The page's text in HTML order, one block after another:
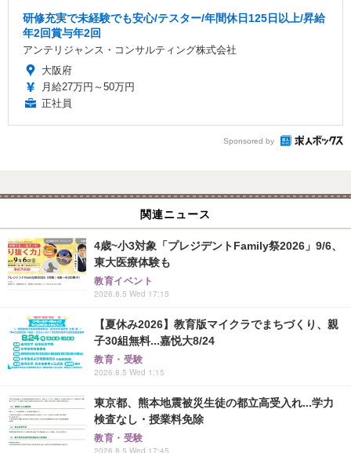
研修充実で未経験でも安心/テスター/年間休日125日以上/昇給
年2回賞与年2回
アンテリジャンス・コンサルティング株式会社
大阪府
月給27万円～50万円
正社員
Sponsored by
関連ニュース
4歳~小3対象「プレジデントFamily祭2026」9/6、
東大医療体験も
教育イベント
2026.8.5 Wed 17:15
【夏休み2026】教育版マイクラでまちづくり、親
子30組無料...嘉悦大8/24
教育・受験
2026.8.5 Wed 1:15
東京都、熊本地震被災生徒の都立高受入れ...学力
検査なし・授業料免除
教育・受験